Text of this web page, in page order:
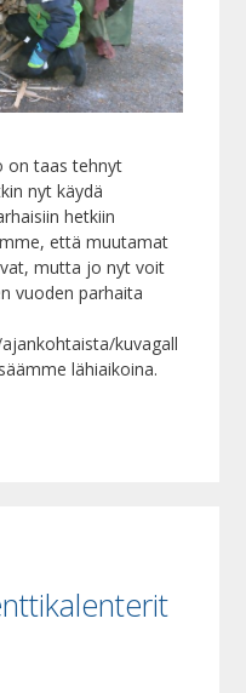
on taas tehnyt
nyt käydä
hetkiin
että muutamat
mutta jo nyt voit
vuoden parhaita
kuvagall
lähiaikoina.